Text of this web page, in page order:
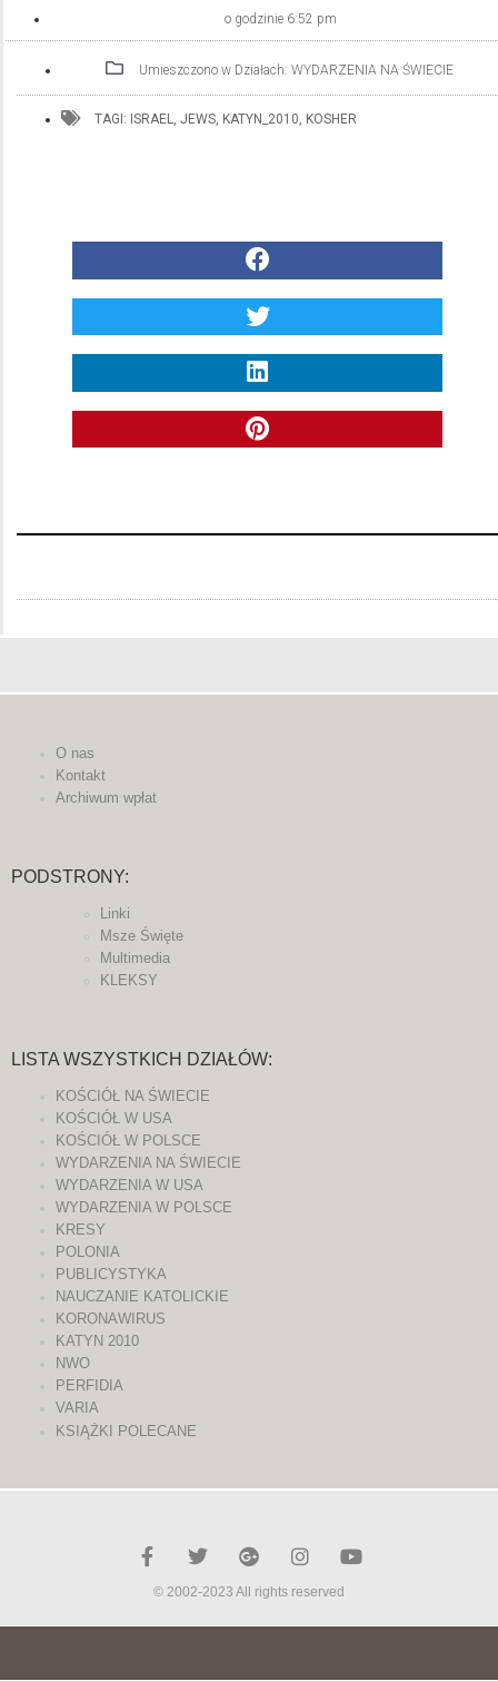
o godzinie 6:52 pm
Umieszczono w Działach: WYDARZENIA NA ŚWIECIE
TAGI: ISRAEL, JEWS, KATYN_2010, KOSHER
O nas
Kontakt
Archiwum wpłat
PODSTRONY:
Linki
Msze Święte
Multimedia
KLEKSY
LISTA WSZYSTKICH DZIAŁÓW:
KOŚCIÓŁ NA ŚWIECIE
KOŚCIÓŁ W USA
KOŚCIÓŁ W POLSCE
WYDARZENIA NA ŚWIECIE
WYDARZENIA W USA
WYDARZENIA W POLSCE
KRESY
POLONIA
PUBLICYSTYKA
NAUCZANIE KATOLICKIE
KORONAWIRUS
KATYN 2010
NWO
PERFIDIA
VARIA
KSIĄŻKI POLECANE
© 2002-2023 All rights reserved